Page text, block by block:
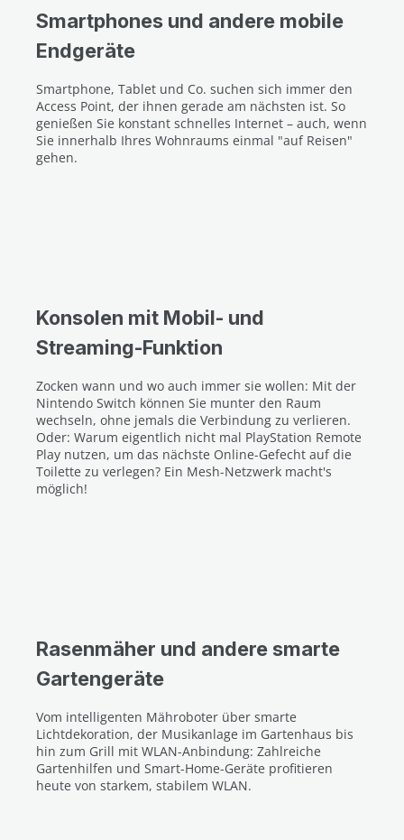
Smartphones und andere mobile
Endgeräte
Smartphone, Tablet und Co. suchen sich immer den
Access Point, der ihnen gerade am nächsten ist. So
genießen Sie konstant schnelles Internet – auch, wenn
Sie innerhalb Ihres Wohnraums einmal "auf Reisen"
gehen.
Konsolen mit Mobil- und
Streaming-Funktion
Zocken wann und wo auch immer sie wollen: Mit der
Nintendo Switch können Sie munter den Raum
wechseln, ohne jemals die Verbindung zu verlieren.
Oder: Warum eigentlich nicht mal PlayStation Remote
Play nutzen, um das nächste Online-Gefecht auf die
Toilette zu verlegen? Ein Mesh-Netzwerk macht's
möglich!
Rasenmäher und andere smarte
Gartengeräte
Vom intelligenten Mähroboter über smarte
Lichtdekoration, der Musikanlage im Gartenhaus bis
hin zum Grill mit WLAN-Anbindung: Zahlreiche
Gartenhilfen und Smart-Home-Geräte profitieren
heute von starkem, stabilem WLAN.